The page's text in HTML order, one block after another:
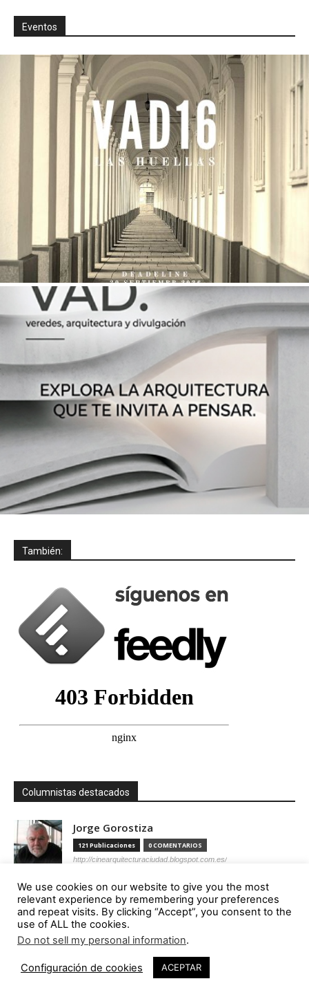
Eventos
También:
Columnistas destacados
Jorge Gorostiza
121 Publicaciones 0 COMENTARIOS
http://cinearquitecturaciudad.blogspot.com.es/
Miquel Lacasta Codorniu
113 Publicaciones 0 COMENTARIOS
https://axonometrica.wordpress.com/
112 Publicaciones 0 COMENTARIOS
We use cookies on our website to give you the most
relevant experience by remembering your preferences
and repeat visits. By clicking “Accept”, you consent to the
use of ALL the cookies.
Do not sell my personal information.
Configuración de cookies ACEPTAR